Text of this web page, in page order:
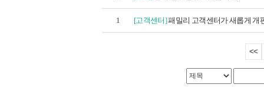
1 [고객센터]패밀리 고객센터가 새롭게 개
<<